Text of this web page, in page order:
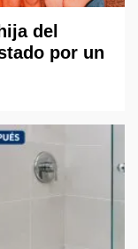
del
por un